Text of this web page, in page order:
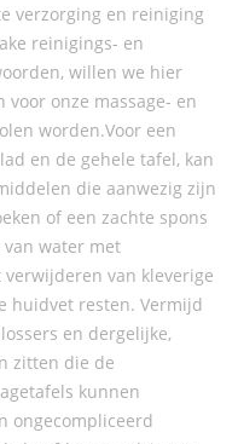
verzorging en reiniging
reinigings- en
willen we hier
onze massage- en
worden.Voor een
en de gehele tafel, kan
die aanwezig zijn
of een zachte spons
van water met
van kleverige
huidvet resten. Vermijd
en dergelijke,
zitten die de
kunnen
ongecompliceerd